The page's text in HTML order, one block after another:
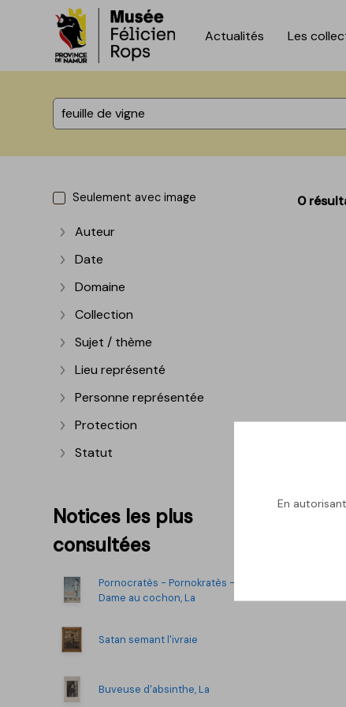
Accèder directement au contenu
Accèder directement au contenu
Actualités Les
Seulement avec image
Afficher plus
Auteur
Afficher plus
Date
Afficher plus
Domaine
Afficher plus
Collection
Afficher plus
Sujet / thème
Afficher plus
Lieu représenté
Afficher plus
Personne représentée
Afficher plus
Protection
Afficher plus
Statut
Notices les plus
consultées
Pornocratès - Pornokratès -
Dame au cochon, La
Satan semant l'ivraie
Buveuse d'absinthe, La
0
En